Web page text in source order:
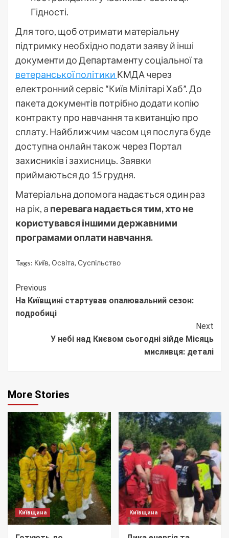
Гідності.
Для того, щоб отримати матеріальну
підтримку необхідно подати заяву й інші
документи до Департаменту соціальної та
ветеранської політики КМДА через
електронний сервіс “Київ Мілітарі Хаб”. До
пакета документів потрібно додати копію
контракту про навчання та квитанцію про
сплату. Найближчим часом ця послуга буде
доступна онлайн також через Портал
захисників і захисниць. Заявки
приймаються до 15 грудня.
Матеріальна допомога надається один раз
на рік, а перевага надається тим, хто не
користувався іншими державними
програмами оплати навчання.
Tags: Київ, Освіта, Суспільство
Continue
Reading
Previous
На Київщині стартував опалювальний сезон:
подробиці
Next
У небі над Києвом сьогодні зійде Місяць
мисливця: деталі
More Stories
Київщина Київщина